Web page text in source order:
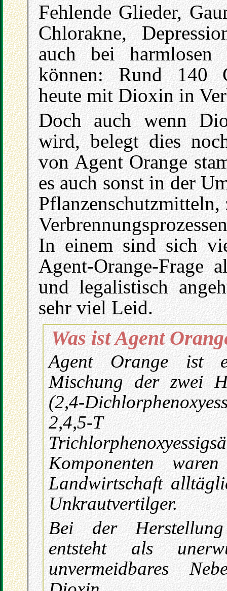
Fehlende Glieder,
Chlorakne,
auch bei harmlosen
können: Rund 140
heute mit Dioxin in
Doch auch wenn
wird, belegt dies
von Agent Orange
es auch sonst in der
In einem sind sich
Agent-Orange-Frage
und legalistisch
sehr viel Leid.
Was ist Agent
Agent Orange ist
Mischung der zwei
(2,4-
2,4,5-T
Komponenten
Landwirtschaft
Unkrautvertilger.
Bei der
entsteht als
unvermeidbares